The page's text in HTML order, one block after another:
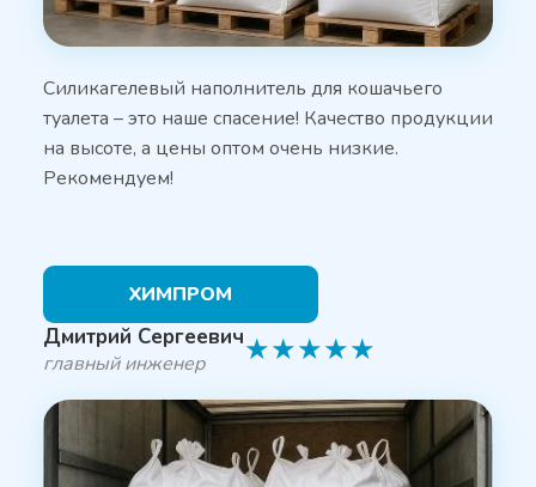
Силикагелевый наполнитель для кошачьего
туалета – это наше спасение! Качество продукции
на высоте, а цены оптом очень низкие.
Рекомендуем!
ХИМПРОМ
Дмитрий Сергеевич
главный инженер ★★★★★